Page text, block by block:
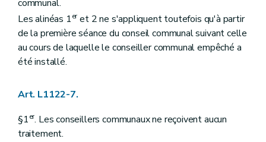
Chapitre II Rédaction et publication des actes
Art. L1422-1
Art. L1422-2
Titre III Consultation populaire
Chapitre unique
Chapitre unique
Titre V Les finances des (secteurs)
Chapitre unique
communal.
Les alinéas 1eret 2 ne s'appliquent toutefois qu'à partir
de la première séance du conseil communal suivant celle
au cours de laquelle le conseiller communal empêché a
été installé.
Art. L1122-7.
§1er. Les conseillers communaux ne reçoivent aucun
traitement.